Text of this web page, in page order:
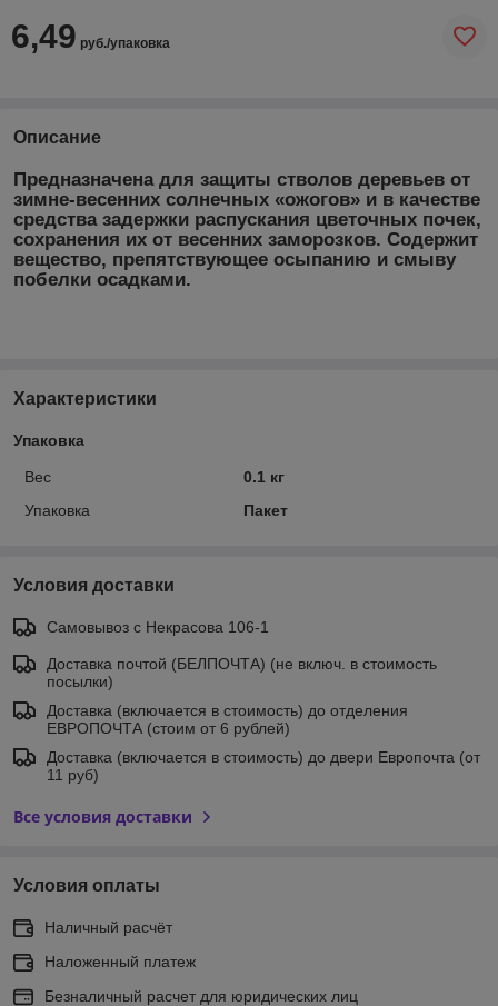
6,49 руб./упаковка
Описание
Предназначена для защиты стволов деревьев от
зимне-весенних солнечных «ожогов» и в качестве
средства задержки распускания цветочных почек,
сохранения их от весенних заморозков. Содержит
вещество, препятствующее осыпанию и смыву
побелки осадками.
Характеристики
Упаковка
Вес
0.1 кг
Упаковка
Пакет
Условия доставки
Самовывоз c Некрасова 106-1
Доставка почтой (БЕЛПОЧТА) (не включ. в стоимость
посылки)
Доставка (включается в стоимость) до отделения
ЕВРОПОЧТА (стоим от 6 рублей)
Доставка (включается в стоимость) до двери Европочта (от
11 руб)
Все условия доставки
Условия оплаты
Наличный расчёт
Наложенный платеж
Безналичный расчет для юридических лиц